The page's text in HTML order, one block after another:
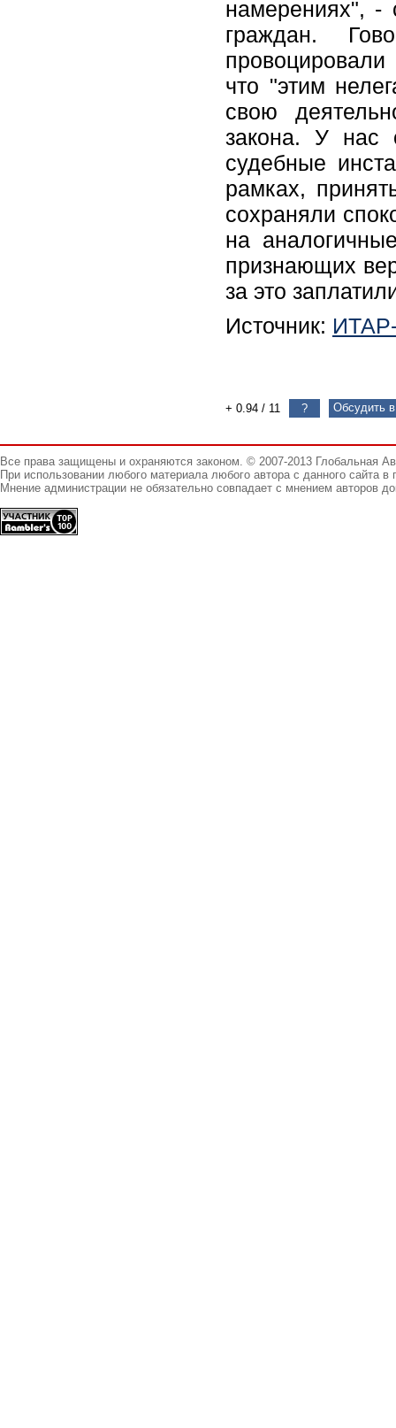
намерениях", -
граждан.
что "этим
свою
закона. У нас
судебные
рамках,
сохраняли
на
признающих
за это
Источник:
+ 0.94 / 11 ? Обсудить
Все права защищены и охраняются законом. © 2007-2013 Глобальная
При использовании любого материала любого автора с данного сайта
Мнение администрации не обязательно совпадает с мнением авторов